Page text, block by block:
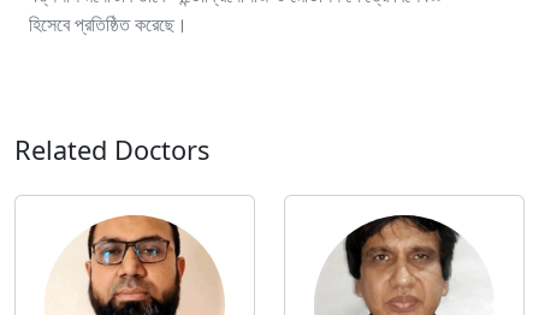
হিসেবে প্রতিষ্ঠিত করেছে।
Related Doctors